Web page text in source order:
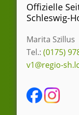
Offizielle
Schleswig-
Marita Szillus
Tel.: (0175)
v1@regio-